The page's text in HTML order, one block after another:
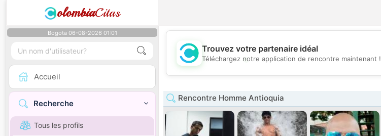
olombiaCitas
Bogota 06-08-2026 01:01
Accueil
Recherche
Tous les profils
💕
Trouvez votre partenaire idéal
Téléchargez notre application de rencontre maintenant !
Rencontre Homme Antioquia